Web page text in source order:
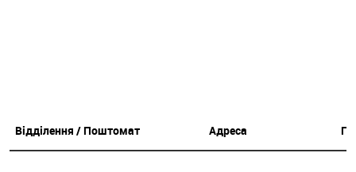
Відділення / Поштомат Адреса